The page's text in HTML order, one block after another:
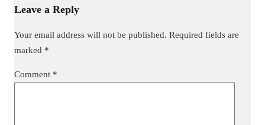
Leave a Reply
Your email address will not be published. Required fields are
marked *
Comment *